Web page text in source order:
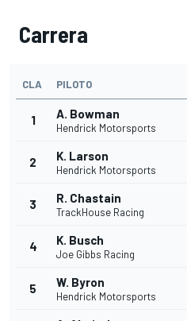
Carrera
CLA PILOTO
1 A. Bowman
Hendrick Motorsports
2 K. Larson
Hendrick Motorsports
3 R. Chastain
TrackHouse Racing
4 K. Busch
Joe Gibbs Racing
5 W. Byron
Hendrick Motorsports